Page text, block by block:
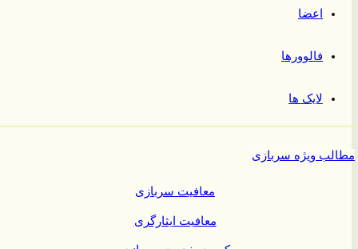
اعضا
فالوورها
لایک ها
ویژه سربازی
معافیت سربازی
معافیت ایثارگری